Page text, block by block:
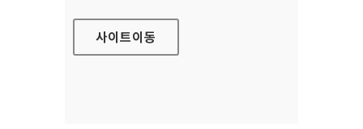
사이트이동